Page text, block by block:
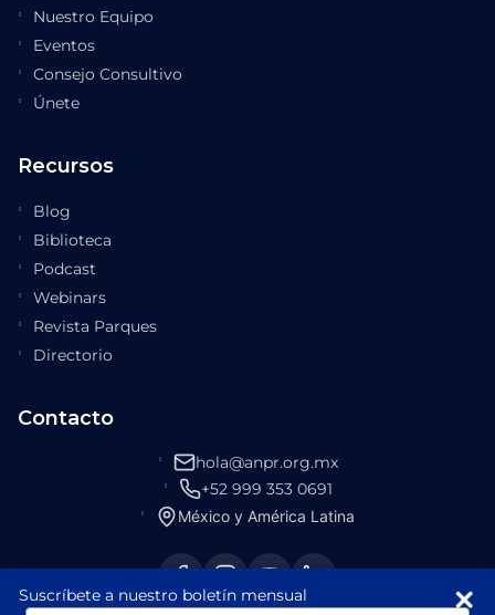
Nuestro Equipo
Eventos
Consejo Consultivo
Únete
Recursos
Blog
Biblioteca
Podcast
Webinars
Revista Parques
Directorio
Contacto
hola@anpr.org.mx
+52 999 353 0691
México y América Latina
Suscríbete a nuestro boletín mensual